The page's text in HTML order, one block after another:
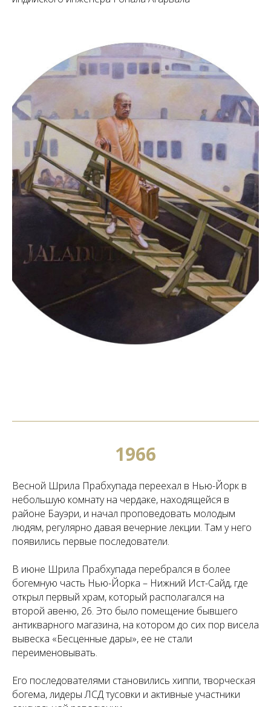
1966
Весной Шрила Прабхупада переехал в Нью-Йорк в
небольшую комнату на чердаке, находящейся в
районе Бауэри, и начал проповедовать молодым
людям, регулярно давая вечерние лекции. Там у него
появились первые последователи.
В июне Шрила Прабхупада перебрался в более
богемную часть Нью-Йорка – Нижний Ист-Сайд, где
открыл первый храм, который располагался на
второй авеню, 26. Это было помещение бывшего
антикварного магазина, на котором до сих пор висела
вывеска «Бесценные дары», ее не стали
переименовывать.
Его последователями становились хиппи, творческая
богема, лидеры ЛСД тусовки и активные участники